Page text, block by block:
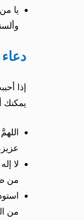
يا
إذا
يمكنك
لا
من
من